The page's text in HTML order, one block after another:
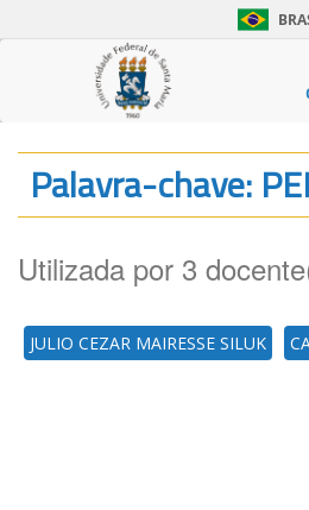
Palavra-chave:
Utilizada por 3
JULIO CEZAR MAIRESSE SILUK